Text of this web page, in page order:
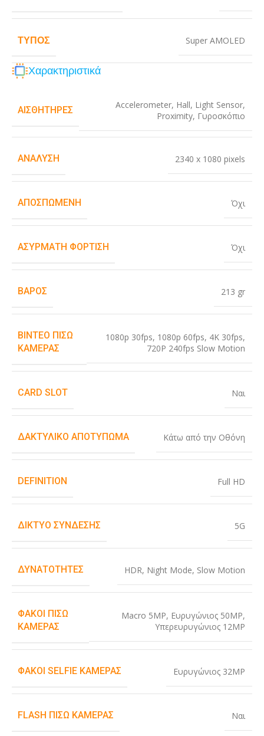
ΤΎΠΟΣ Super AMOLED
Χαρακτηριστικά
ΑΙΣΘΗΤΉΡΕΣ Accelerometer, Hall, Light Sensor,
Proximity, Γυροσκόπιο
ΑΝΆΛΥΣΗ 2340 x 1080 pixels
ΑΠΟΣΠΏΜΕΝΗ Όχι
ΑΣΎΡΜΑΤΗ ΦΌΡΤΙΣΗ Όχι
ΒΆΡΟΣ 213 gr
ΒΊΝΤΕΟ ΠΊΣΩ
ΚΆΜΕΡΑΣ
1080p 30fps, 1080p 60fps, 4K 30fps,
720P 240fps Slow Motion
CARD SLOT Ναι
ΔΑΚΤΥΛΙΚΌ ΑΠΟΤΎΠΩΜΑ Κάτω από την Οθόνη
DEFINITION Full HD
ΔΊΚΤΥΟ ΣΎΝΔΕΣΗΣ 5G
ΔΥΝΑΤΌΤΗΤΕΣ HDR, Night Mode, Slow Motion
ΦΑΚΟΊ ΠΊΣΩ
ΚΆΜΕΡΑΣ
Macro 5MP, Ευρυγώνιος 50MP,
Υπερευρυγώνιος 12MP
ΦΑΚΟΊ SELFIE ΚΆΜΕΡΑΣ Ευρυγώνιος 32MP
FLASH ΠΊΣΩ ΚΆΜΕΡΑΣ Ναι